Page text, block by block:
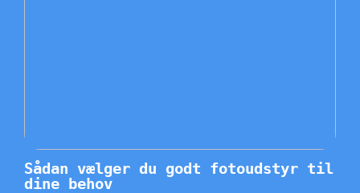
Sådan vælger du godt fotoudstyr til
dine behov